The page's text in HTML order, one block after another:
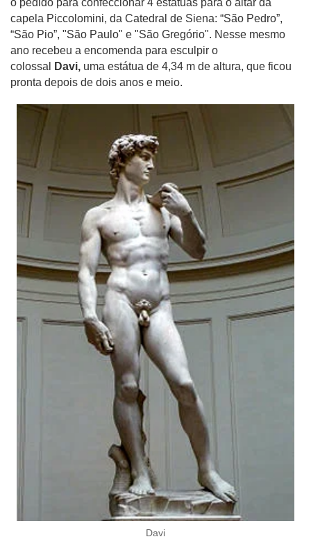
capela Piccolomini, da Catedral de Siena: “São Pedro”,
“São Pio”, "São Paulo" e "São Gregório". Nesse mesmo
ano recebeu a encomenda para esculpir o
colossal
Davi, uma estátua de 4,34 m de altura, que ficou
pronta depois de dois anos e meio.
Davi